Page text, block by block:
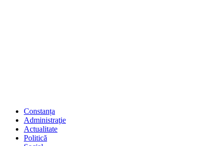
Constanța
Administraţie
Actualitate
Politică